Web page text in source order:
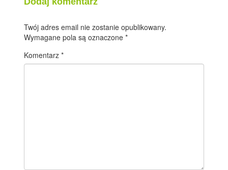
Twój adres email nie zostanie opublikowany.
Wymagane pola są oznaczone*
Komentarz*